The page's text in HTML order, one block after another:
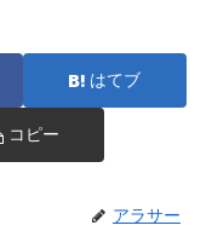
はてブ
コピー
アラサー